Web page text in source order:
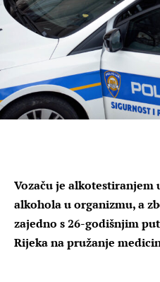
Vozaču je
alkohola u organizmu, a
zajedno s 26-godišnjim
Rijeka na pružanje